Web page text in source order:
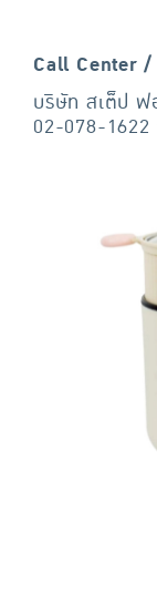
Call Center /
บริษัท สเต็ป ฟ
02-078-